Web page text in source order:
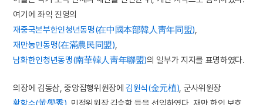
여기에 좌익 진영의
재중국본부한인청년동맹(在中國本部韓人靑年同盟)
재만농민동맹(在滿農民同盟)
남화한인청년동맹(南華韓人靑年聯盟)의 일부가 지지를 표명하였다.
의장에 김동삼, 중앙집행위원장에김원식(金元植) , 군사위원장
황학수(黃學秀) , 민정위원장 김승학 등을 선임하였다. 재만 한인 보호,